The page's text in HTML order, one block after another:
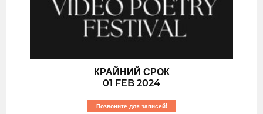
КРАЙНИЙ СРОК
01 FEB 2024
Позвоните для записей!